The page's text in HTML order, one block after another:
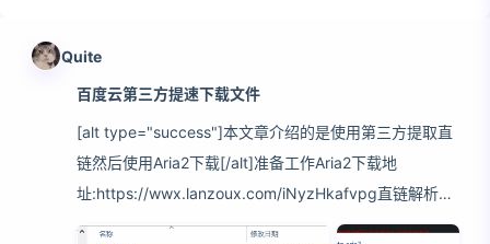
Quite
百度云第三方提速下载文件
[alt type="success"]本文章介绍的是使用第三方提取直
链然后使用Aria2下载[/alt]准备工作Aria2下载地
址:https://wwx.lanzoux.com/iNyzHkafvpg直链解析网
站:http://www.dupan.cc/具体操作首先我们先把需要的